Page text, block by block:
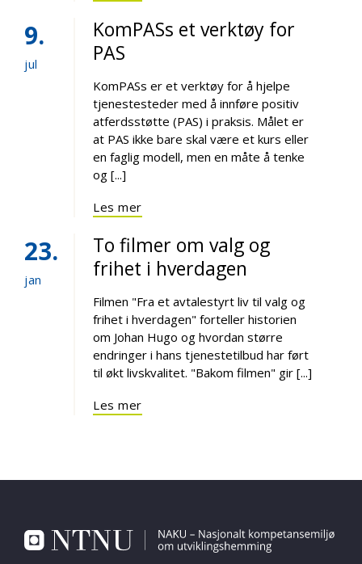
9
jul
KomPASs et verktøy for
PAS
KomPASs er et verktøy for å hjelpe
tjenestesteder med å innføre positiv
atferdsstøtte (PAS) i praksis. Målet er
at PAS ikke bare skal være et kurs eller
en faglig modell, men en måte å tenke
og [...]
Les mer
23
jan
To filmer om valg og
frihet i hverdagen
Filmen "Fra et avtalestyrt liv til valg og
frihet i hverdagen" forteller historien
om Johan Hugo og hvordan større
endringer i hans tjenestetilbud har ført
til økt livskvalitet. "Bakom filmen" gir [...]
Les mer